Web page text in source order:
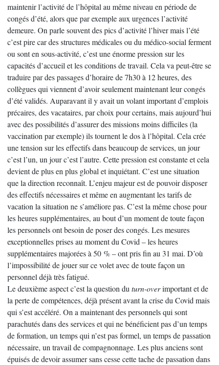
maintenir l’activité de l’hôpital au même niveau en période de
congés d’été, alors que par exemple aux urgences l’activité
demeure. On parle souvent des pics d’activité l’hiver mais l’été
c’est pire car des structures médicales ou du médico-social ferment
ou sont en sous-activité, c’est une énorme pression sur les
capacités d’accueil et les conditions de travail. Cela va peut-être se
traduire par des passages d’horaire de 7h30 à 12 heures, des
collègues qui viennent d’avoir seulement maintenant leur congés
d’été validés. Auparavant il y avait un volant important d’emplois
précaires, des vacataires, par choix pour certains, mais aujourd’hui
avec des possibilités d’assurer des missions moins difficiles (la
vaccination par exemple) ils tournent le dos à l’hôpital. Cela crée
une tension sur les effectifs dans beaucoup de services, un jour
c’est l’un, un jour c’est l’autre. Cette pression est constante et cela
devient de plus en plus global et inquiétant. C’est une situation
que la direction reconnaît. L’enjeu majeur est de pouvoir disposer
des effectifs nécessaires et même en augmentant les tarifs de
vacation la situation ne s’améliore pas. C’est la même chose pour
les heures supplémentaires, au bout d’un moment de toute façon
les personnels ont besoin de poser des congés. Les mesures
exceptionnelles prises au moment du Covid – les heures
supplémentaires majorées à 50 % – ont pris fin au 31 mai. D’où
l’impossibilité de jouer sur ce volet avec de toute façon un
personnel déjà très fatigué.
Le deuxième aspect c’est la question duturn-overimportant et de
la perte de compétences, déjà présent avant la crise du Covid mais
qui s’est accéléré. On a maintenant des personnels qui sont
parachutés dans des services et qui ne bénéficient pas d’un temps
de formation, un temps qui n’est pas formel, un temps de passation
nécessaire, un travail de compagnonnage. Les plus anciens sont
épuisés de devoir assumer sans cesse cette tache de passation dans